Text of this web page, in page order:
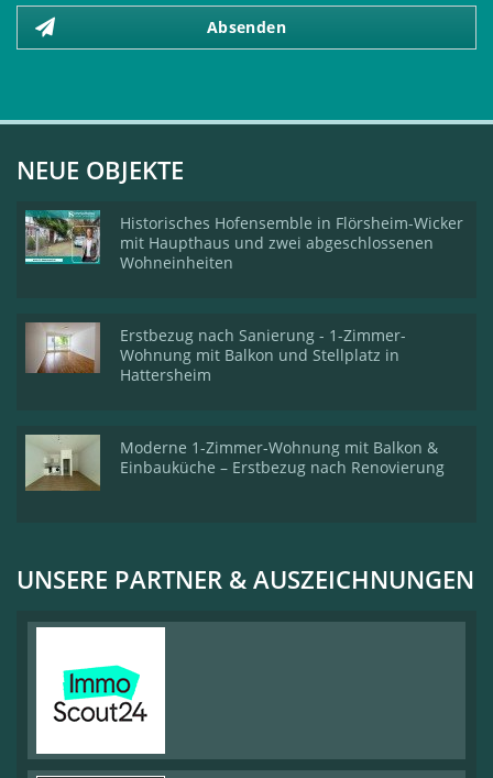
Absenden
NEUE OBJEKTE
Historisches Hofensemble in Flörsheim-Wicker
mit Haupthaus und zwei abgeschlossenen
Wohneinheiten
Erstbezug nach Sanierung - 1-Zimmer-
Wohnung mit Balkon und Stellplatz in
Hattersheim
Moderne 1-Zimmer-Wohnung mit Balkon &
Einbauküche – Erstbezug nach Renovierung
UNSERE PARTNER & AUSZEICHNUNGEN